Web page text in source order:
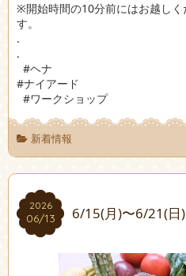
※開始時間の10分前にはお越しく
す。
.
.
#ヘナ
#ナイアード
#ワークショップ
新着情報
2026
06/13
2026
06/13 6/15(月)〜6/21(日